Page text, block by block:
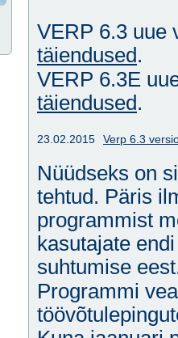
VERP 6.3 uue
täiendused.
VERP 6.3E
täiendused.
23.02.2015 Verp 6.3
Nüüdseks on
tehtud. Päris
programmist
kasutajate
suhtumise
Programmi